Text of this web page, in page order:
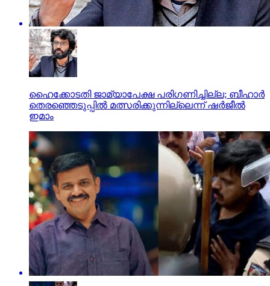
ഹൈക്കോടതി ജാമ്യാപേക്ഷ പരിഗണിച്ചില്ല; ബീഹാർ
തെരഞ്ഞെടുപ്പിൽ മത്സരിക്കുന്നില്ലെന്ന് ഷർജീൽ
ഇമാം